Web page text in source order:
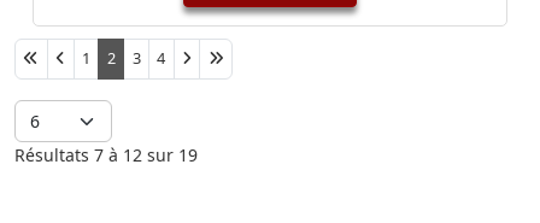
Afficher #1 2 3 4
Résultats 7 à 12 sur 19